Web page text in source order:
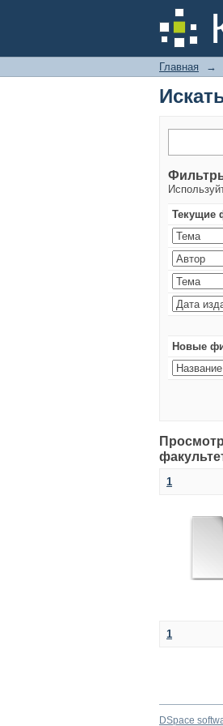
Искать
Главная →
Текущие
Новые
1
1
DSpace